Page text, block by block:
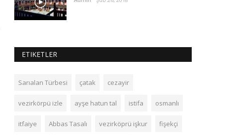
ETIKETLER
Sarıalan Türbesi çatak cezayir
vezirkörpü izle ayşe hatun tal istifa osmanlı
itfaiye Abbas Tasalı vezirköprü işkur fişekçi